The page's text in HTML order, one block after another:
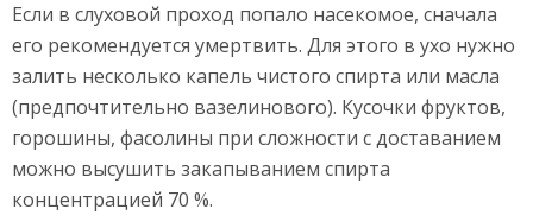
Если в слуховой проход попало насекомое, сначала
его рекомендуется умертвить. Для этого в ухо нужно
залить несколько капель чистого спирта или масла
(предпочтительно вазелинового). Кусочки фруктов,
горошины, фасолины при сложности с доставанием
можно высушить закапыванием спирта
концентрацией 70 %.